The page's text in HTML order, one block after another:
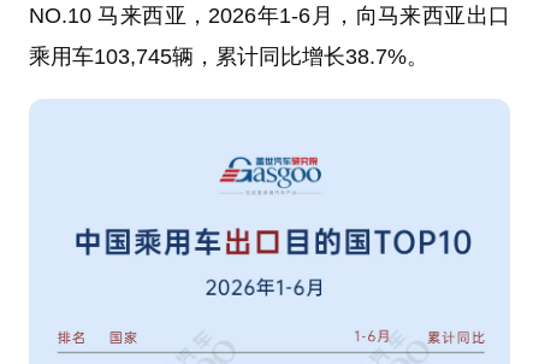
NO.10 马来西亚，2026年1-6月，向马来西亚出口
乘用车103,745辆，累计同比增长38.7%。